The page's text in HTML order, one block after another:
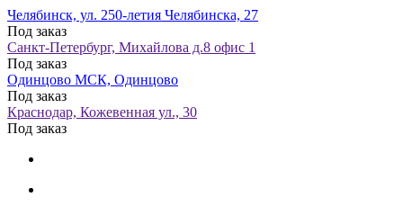
Челябинск, ул. 250-летия Челябинска, 27
Под заказ
Санкт-Петербург, Михайлова д.8 офис 1
Под заказ
Одинцово МСК, Одинцово
Под заказ
Краснодар, Кожевенная ул., 30
Под заказ